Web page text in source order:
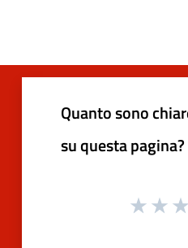
Quanto sono
su questa pagina?